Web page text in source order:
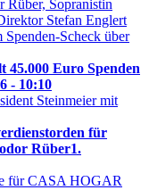
45.000 Euro Spenden
- 10:10
für
Rüber1.